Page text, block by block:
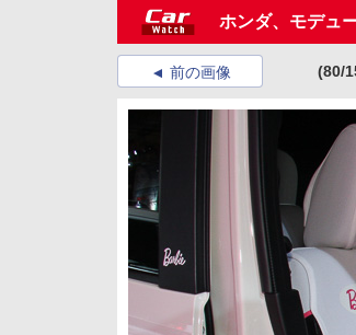
ホンダ、モデュ
前の画像 (80/